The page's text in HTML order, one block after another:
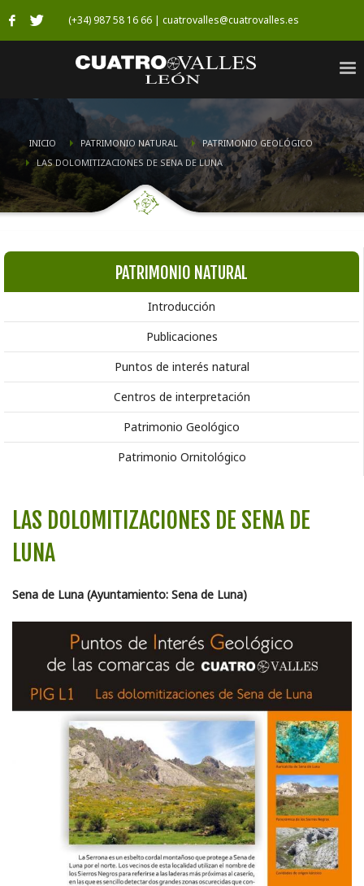
(+34) 987 58 16 66 | cuatrovalles@cuatrovalles.es
INICIO PATRIMONIO NATURAL
PATRIMONIO GEOLÓGICO
LAS DOLOMITIZACIONES DE SENA DE LUNA
PATRIMONIO NATURAL
Introducción
Publicaciones
Puntos de interés natural
Centros de interpretación
Patrimonio Geológico
Patrimonio Ornitológico
LAS DOLOMITIZACIONES DE SENA DE
LUNA
Sena de Luna (Ayuntamiento: Sena de Luna)